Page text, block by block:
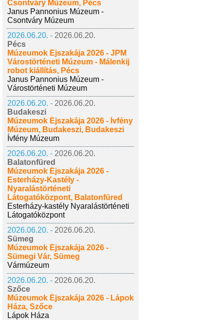
Csontváry Múzeum, Pécs
Janus Pannonius Múzeum -
Csontváry Múzeum
2026.06.20. - 2026.06.20.
Pécs
Múzeumok Éjszakája 2026 - JPM
Várostörténeti Múzeum - Málenkij
robot kiállítás, Pécs
Janus Pannonius Múzeum -
Várostörténeti Múzeum
2026.06.20. - 2026.06.20.
Budakeszi
Múzeumok Éjszakája 2026 - Ívfény
Múzeum, Budakeszi, Budakeszi
Ívfény Múzeum
2026.06.20. - 2026.06.20.
Balatonfüred
Múzeumok Éjszakája 2026 -
Esterházy-Kastély -
Nyaralástörténeti
Látogatóközpont, Balatonfüred
Esterházy-kastély Nyaralástörténeti
Látogatóközpont
2026.06.20. - 2026.06.20.
Sümeg
Múzeumok Éjszakája 2026 -
Sümegi Vár, Sümeg
Vármúzeum
2026.06.20. - 2026.06.20.
Szőce
Múzeumok Éjszakája 2026 - Lápok
Háza, Szőce
Lápok Háza